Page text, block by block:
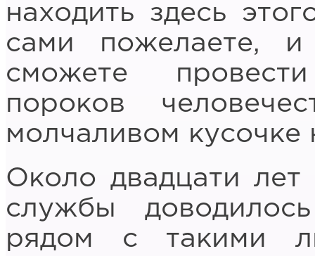
находить здесь
сами пожелаете,
сможете
пороков
молчаливом
Около двадцати
службы
рядом с такими